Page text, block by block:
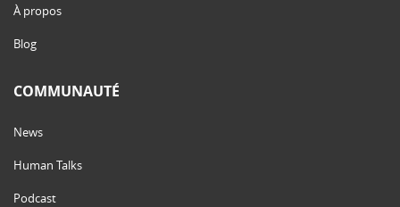
À propos
Blog
COMMUNAUTÉ
News
Human Talks
Podcast